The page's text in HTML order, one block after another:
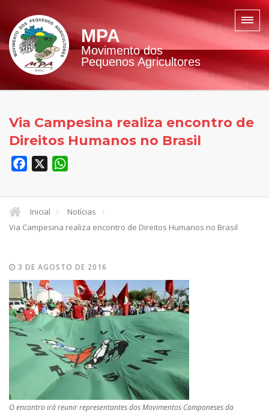
MPA
Movimento dos
Pequenos Agricultores
Via Campesina realiza encontro de
Direitos Humanos no Brasil
Facebook
Inicial
Notícias
Via Campesina realiza encontro de Direitos Humanos no Brasil
3 DE AGOSTO DE 2016
O encontro irá reunir representantes dos Movimentos Camponeses da